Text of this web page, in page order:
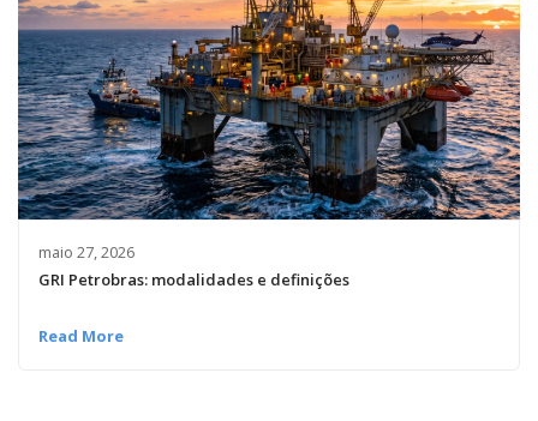
maio 27, 2026
GRI Petrobras: modalidades e definições
Read More